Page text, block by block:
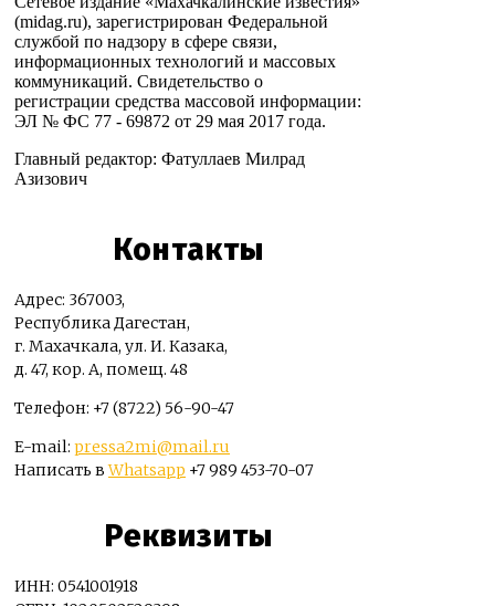
(midag.ru), зарегистрирован Федеральной
службой по надзору в сфере связи,
информационных технологий и массовых
коммуникаций. Свидетельство о
регистрации средства массовой информации:
ЭЛ № ФС 77 - 69872 от 29 мая 2017 года.
Главный редактор: Фатуллаев Милрад
Азизович
Контакты
Адрес: 367003,
Республика Дагестан,
г. Махачкала, ул. И. Казака,
д. 47, кор. А, помещ. 48
Телефон: +7 (8722) 56-90-47
E-mail: pressa2mi@mail.ru
Написать вWhatsapp +7 989 453-70-07
Реквизиты
ИНН: 0541001918